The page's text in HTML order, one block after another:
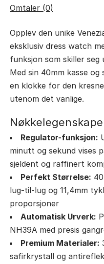
Omtaler (0)
Opplev den unike
eksklusiv dress watch
funksjon som skiller
Med sin 40mm kasse
en klokke for den
utenom det vanlige.
Regulator-funksjon:
minutt og sekund vises
sjeldent og raffinert
Perfekt Størrelse:
lug-til-lug og 11,4mm
proporsjoner
Automatisk Urverk:
NH39A med presis
Premium Materialer:
safirkrystall og